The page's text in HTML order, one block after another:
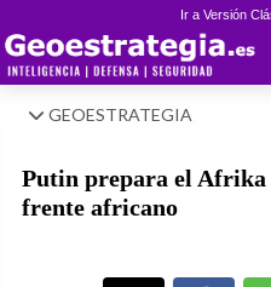
Ir a Versión
GEOESTRATEGIA
Putin prepara el
frente africano